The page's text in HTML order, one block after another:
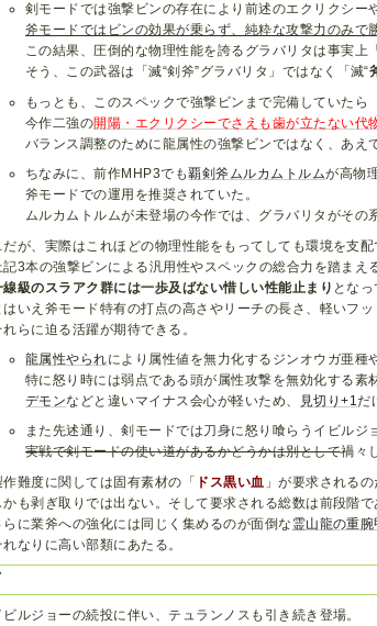
剣モードでは強撃ビンの存在により前述のエクリクシー
斧モードではビンの効果が乗らず、純粋な攻撃力のみで
この結果、圧倒的な物理性能を誇るグラバリタは事実上
そう、この武器は「滅“剣斧”グラバリタ」ではなく「滅“
もっとも、このスペックで強撃ビンまで完備していたら
今作二強の開陽・エクリクシーでさえも歯が立たない代
バランス調整のために龍属性の強撃ビンではなく、あえ
ちなみに、前作MHP3でも覇剣斧ムルカムトルムが高物
斧モードでの運用を推奨されていた。
ムルカムトルムが未登場の今作では、グラバリタがその
が、実際はこれほどの物理性能をもってしても環境を支配
記3本の強撃ビンによる汎用性やスペックの総合力を踏まえ
線級のスラアク群には一歩及ばない惜しい性能止まり となっ
はいえ斧モード特有の打点の高さやリーチの長さ、軽いフ
れらに迫る活躍が期待できる。
龍属性やられにより属性値を無力化するジンオウガ亜種
特に怒り時には弱点である頭が属性攻撃を無効化する素
デモンなどと違いマイナス会心が軽いため、 見切り+1だ
また先述通り、剣モードでは刀身に怒り喰らうイビルジ
実戦で剣モードの使い道があるかどうかは別として禍々
作難度に関しては固有素材の「 ドス黒い血 」が要求される
かも剥ぎ取りでは出ない。そして要求される総数は前段階
らに業斧への強化には同じく集めるのが面倒な 霊山龍の重腕
れなりに高い部類にあたる。
ビルジョーの続投に伴い、テュランノスも引き続き登場。